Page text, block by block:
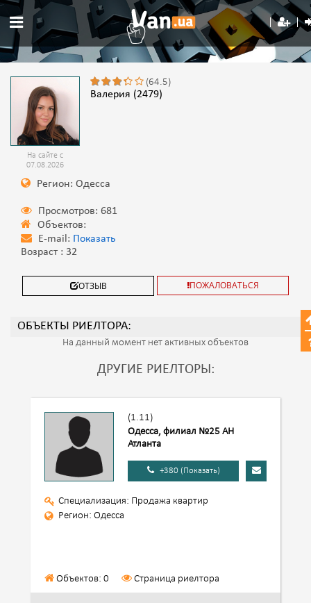
На сайте с
07.08.2026
(64.5)
Валерия (2479)
Регион: Одесса
Просмотров: 681
Объектов:
E-mail: Показать
Возраст : 32
ОТЗЫВ ПОЖАЛОВАТЬСЯ
ОБЪЕКТЫ РИЕЛТОРА:
На данный момент нет активных объектов
ДРУГИЕ РИЕЛТОРЫ:
(1.11)
Одесса, филиал №25 АН
Атланта
+380 (Показать)
Специализация: Продажа квартир
Регион: Одесса
Объектов: 0 Страница риелтора